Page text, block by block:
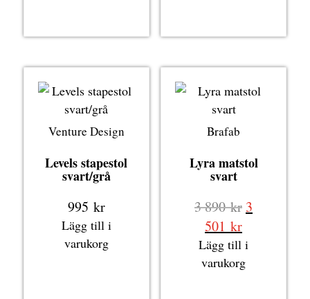
Venture Design
Levels stapestol
svart/grå
995 kr
Lägg till i
varukorg
Brafab
Lyra matstol
svart
3 890kr Det
priset
var:
3
501 krDet
nuvarande
priset
Lägg till i
varukorg